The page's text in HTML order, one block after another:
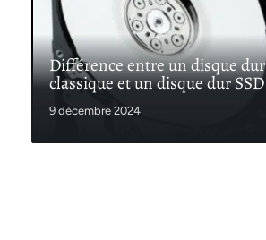
Différence entre un disque dur
classique et un disque dur SSD
9 décembre 2024